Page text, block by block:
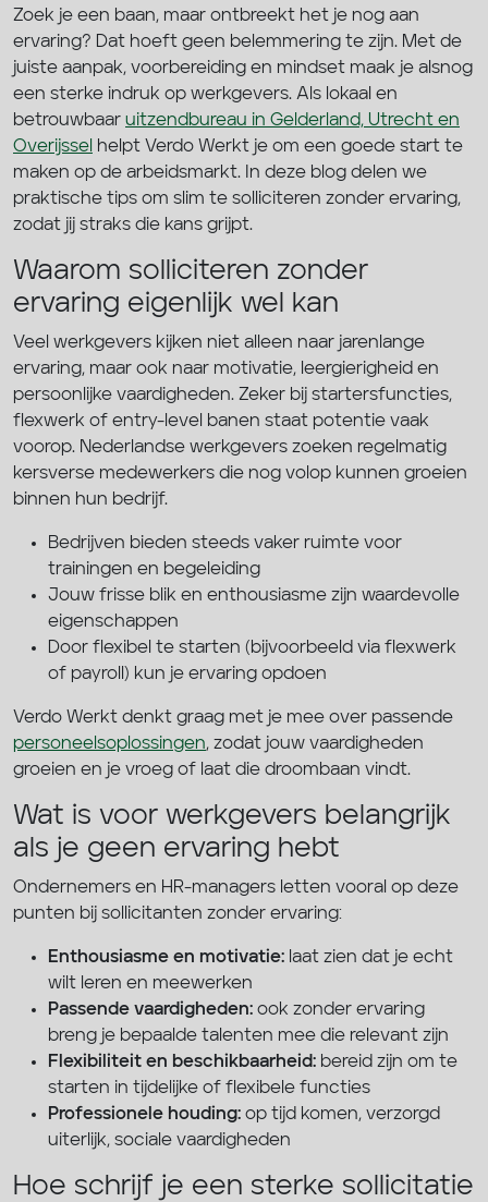
Zoek je een baan, maar ontbreekt het je nog aan
ervaring? Dat hoeft geen belemmering te zijn. Met de
juiste aanpak, voorbereiding en mindset maak je alsnog
een sterke indruk op werkgevers. Als lokaal en
betrouwbaar uitzendbureau in Gelderland, Utrecht en
Overijssel helpt Verdo Werkt je om een goede start te
maken op de arbeidsmarkt. In deze blog delen we
praktische tips om slim te solliciteren zonder ervaring,
zodat jij straks die kans grijpt.
Waarom solliciteren zonder
ervaring eigenlijk wel kan
Veel werkgevers kijken niet alleen naar jarenlange
ervaring, maar ook naar motivatie, leergierigheid en
persoonlijke vaardigheden. Zeker bij startersfuncties,
flexwerk of entry-level banen staat potentie vaak
voorop. Nederlandse werkgevers zoeken regelmatig
kersverse medewerkers die nog volop kunnen groeien
binnen hun bedrijf.
Bedrijven bieden steeds vaker ruimte voor
trainingen en begeleiding
Jouw frisse blik en enthousiasme zijn waardevolle
eigenschappen
Door flexibel te starten (bijvoorbeeld via flexwerk
of payroll) kun je ervaring opdoen
Verdo Werkt denkt graag met je mee over passende
personeelsoplossingen, zodat jouw vaardigheden
groeien en je vroeg of laat die droombaan vindt.
Wat is voor werkgevers belangrijk
als je geen ervaring hebt
Ondernemers en HR-managers letten vooral op deze
punten bij sollicitanten zonder ervaring:
Enthousiasme en motivatie: laat zien dat je echt
wilt leren en meewerken
Passende vaardigheden: ook zonder ervaring
breng je bepaalde talenten mee die relevant zijn
Flexibiliteit en beschikbaarheid: bereid zijn om te
starten in tijdelijke of flexibele functies
Professionele houding: op tijd komen, verzorgd
uiterlijk, sociale vaardigheden
Hoe schrijf je een sterke sollicitatie